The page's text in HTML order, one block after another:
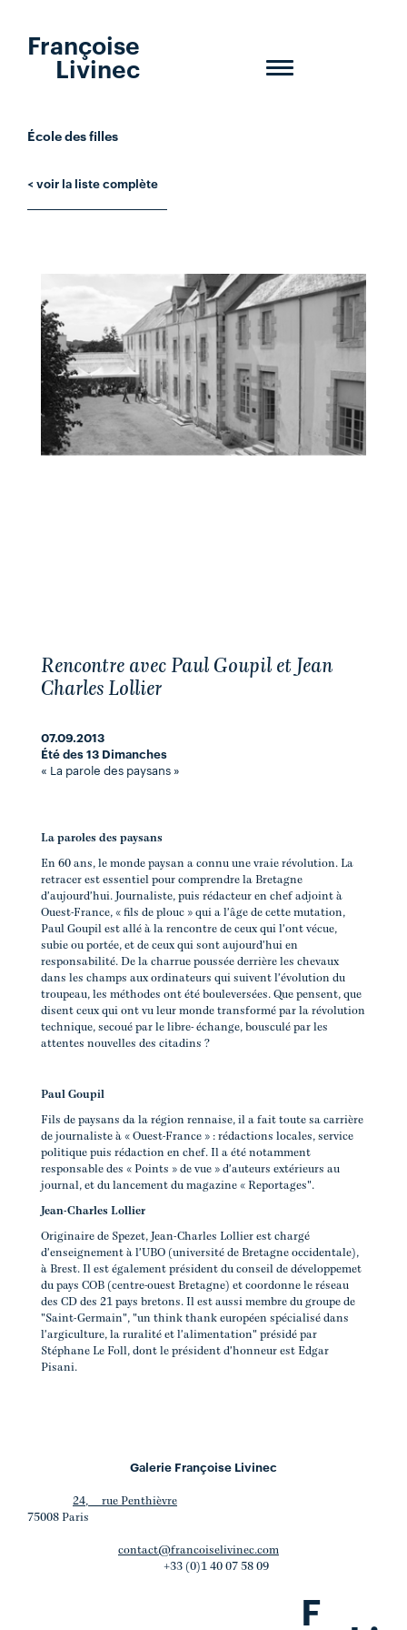
Toggle
Françoise
Livinec
École des filles
< voir la liste complète
Rencontre avec Paul Goupil et Jean
Charles Lollier
07.09.2013
Été des 13 Dimanches
« La parole des paysans »
La paroles des paysans
En 60 ans, le monde paysan a connu une vraie révolution. La
retracer est essentiel pour comprendre la Bretagne
d'aujourd'hui. Journaliste, puis rédacteur en chef adjoint à
Ouest-France, « fils de plouc » qui a l'âge de cette mutation,
Paul Goupil est allé à la rencontre de ceux qui l'ont vécue,
subie ou portée, et de ceux qui sont aujourd'hui en
responsabilité. De la charrue poussée derrière les chevaux
dans les champs aux ordinateurs qui suivent l'évolution du
troupeau, les méthodes ont été bouleversées. Que pensent, que
disent ceux qui ont vu leur monde transformé par la révolution
technique, secoué par le libre- échange, bousculé par les
attentes nouvelles des citadins ?
Paul Goupil
Fils de paysans da la région rennaise, il a fait toute sa carrière
de journaliste à « Ouest-France » : rédactions locales, service
politique puis rédaction en chef. Il a été notamment
responsable des « Points » de vue » d'auteurs extérieurs au
journal, et du lancement du magazine « Reportages".
Jean-Charles Lollier
Originaire de Spezet, Jean-Charles Lollier est chargé
d'enseignement à l'UBO (université de Bretagne occidentale),
à Brest. Il est également président du conseil de développemet
du pays COB (centre-ouest Bretagne) et coordonne le réseau
des CD des 21 pays bretons. Il est aussi membre du groupe de
"Saint-Germain", "un think thank européen spécialisé dans
l'argiculture, la ruralité et l'alimentation" présidé par
Stéphane Le Foll, dont le président d'honneur est Edgar
Pisani.
Galerie Françoise Livinec
24, rue Penthièvre
75008 Paris
contact@francoiselivinec.com
+33 (0)1 40 07 58 09
F .